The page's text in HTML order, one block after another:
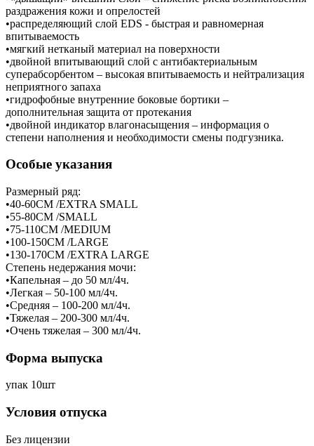
раздражения кожи и опрелостей
•распределяющий слой EDS - быстрая и равномерная
впитываемость
•мягкий нетканый материал на поверхности
•двойной впитывающий слой с антибактериальным
суперабсорбентом – высокая впитываемость и нейтрализация
неприятного запаха
•гидрофобные внутренние боковые бортики –
дополнительная защита от протекания
•двойной индикатор влагонасыщения – информация о
степени наполнения и необходимости смены подгузника.
Особые указания
Размерный ряд:
•40-60СМ /EXTRA SMALL
•55-80СМ /SMALL
•75-110СМ /MEDIUM
•100-150СМ /LARGE
•130-170СМ /EXTRA LARGE
Степень недержания мочи:
•Капельная – до 50 мл/4ч.
•Легкая – 50-100 мл/4ч.
•Средняя – 100-200 мл/4ч.
•Тяжелая – 200-300 мл/4ч.
•Очень тяжелая – 300 мл/4ч.
Форма выпуска
упак 10шт
Условия отпуска
Без лицензии